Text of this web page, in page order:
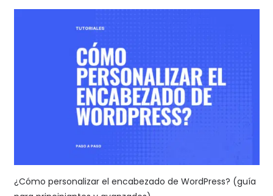
¿Cómo personalizar el encabezado de WordPress? (guía